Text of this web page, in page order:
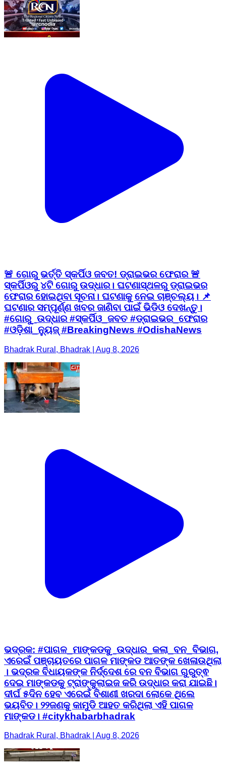
🚨 ଗୋରୁ ଭର୍ତ୍ତି ସ୍କର୍ପିଓ ଜବତ! ଡ୍ରାଇଭର ଫେରାର 🚨
ସ୍କର୍ପିଓରୁ ୪ଟି ଗୋରୁ ଉଦ୍ଧାର। ଘଟଣାସ୍ଥଳରୁ ଡ୍ରାଇଭର
ଫେରାର ହୋଇଥିବା ସୂଚନା। ଘଟଣାକୁ ନେଇ ଚାଞ୍ଚଲ୍ୟ। 📌
ଘଟଣାର ସମ୍ପୂର୍ଣ୍ଣ ଖବର ଜାଣିବା ପାଇଁ ଭିଡିଓ ଦେଖନ୍ତୁ।
#ଗୋରୁ_ଉଦ୍ଧାର #ସ୍କର୍ପିଓ_ଜବତ #ଡ୍ରାଇଭର_ଫେରାର
#ଓଡ଼ିଶା_ନ୍ୟୁଜ୍ #BreakingNews #OdishaNews
Bhadrak Rural, Bhadrak | Aug 8, 2026
ଭଦ୍ରକ: #ପାଗଳ_ମାଙ୍କଡକୁ_ଉଦ୍ଧାର_କଲା_ବନ_ବିଭାଗ,
ଏରେଇଁ ପଞ୍ଚାୟତରେ ପାଗଳ ମାଙ୍କଡ ଆତଙ୍କ ଖେଳାଉଥିଲା
। ଭଦ୍ରକ ବିଧାୟକଙ୍କ ନିର୍ଦ୍ଦେଶ ରେ ବନ ବିଭାଗ ଗୁରୁତ୍ଵ
ଦେଇ ମାଙ୍କଡକୁ ଟ୍ରାଙ୍କୁଲାଇଜ କରି ଉଦ୍ଧାର କରା ଯାଇଛି।
ଦୀର୍ଘ ୫ଦିନ ହେବ ଏରେଇଁ ବିଶାଣୀ ଖରଦା ଲୋକେ ଥିଲେ
ଭୟବିତ। ୨୨ଜଣକୁ କାମୁଡି ଆହତ କରିଥିଲା ଏହି ପାଗଳ
ମାଙ୍କଡ। #citykhabarbhadrak
Bhadrak Rural, Bhadrak | Aug 8, 2026